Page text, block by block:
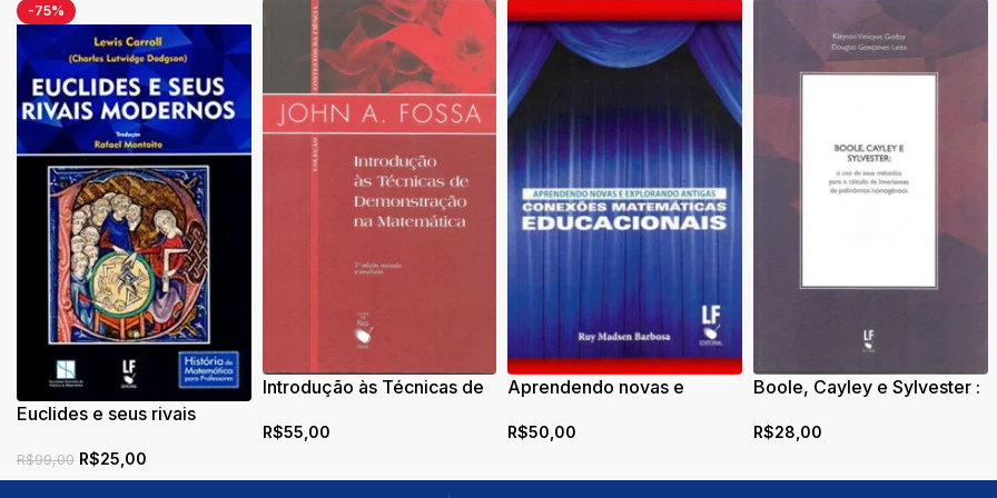
-75%
Euclides e seus rivais
R$99,00 R$25,00
Introdução às Técnicas de
Matemática
R$55,00
Aprendendo novas e
conexões matemáticas
R$50,00
Boole, Cayley e Sylvester :
para o cálculo de
homogêneos
R$28,00